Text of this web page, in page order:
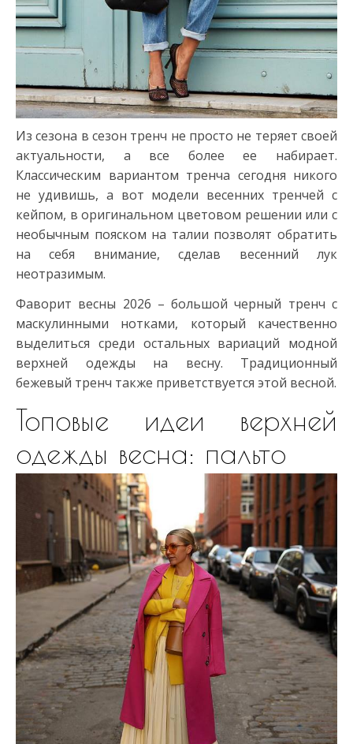
Из сезона в сезон тренч не просто не теряет своей
актуальности, а все более ее набирает.
Классическим вариантом тренча сегодня никого
не удивишь, а вот модели весенних тренчей с
кейпом, в оригинальном цветовом решении или с
необычным пояском на талии позволят обратить
на себя внимание, сделав весенний лук
неотразимым.
Фаворит весны 2026 – большой черный тренч с
маскулинными нотками, который качественно
выделиться среди остальных вариаций модной
верхней одежды на весну. Традиционный
бежевый тренч также приветствуется этой весной.
Топовые идеи верхней
одежды весна: пальто